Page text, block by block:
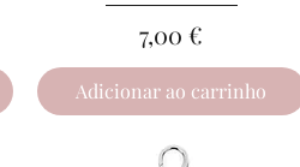
Preço
7,00 €
Adicionar ao carrinho